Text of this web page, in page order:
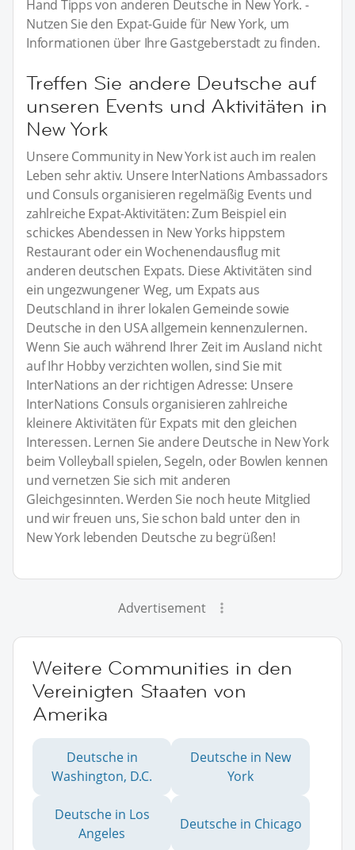
Hand Tipps von anderen Deutsche in New York. -
Nutzen Sie den Expat-Guide für New York, um
Informationen über Ihre Gastgeberstadt zu finden.
Treffen Sie andere Deutsche auf
unseren Events und Aktivitäten in
New York
Unsere Community in New York ist auch im realen
Leben sehr aktiv. Unsere InterNations Ambassadors
und Consuls organisieren regelmäßig Events und
zahlreiche Expat-Aktivitäten: Zum Beispiel ein
schickes Abendessen in New Yorks hippstem
Restaurant oder ein Wochenendausflug mit
anderen deutschen Expats. Diese Aktivitäten sind
ein ungezwungener Weg, um Expats aus
Deutschland in ihrer lokalen Gemeinde sowie
Deutsche in den USA allgemein kennenzulernen.
Wenn Sie auch während Ihrer Zeit im Ausland nicht
auf Ihr Hobby verzichten wollen, sind Sie mit
InterNations an der richtigen Adresse: Unsere
InterNations Consuls organisieren zahlreiche
kleinere Aktivitäten für Expats mit den gleichen
Interessen. Lernen Sie andere Deutsche in New York
beim Volleyball spielen, Segeln, oder Bowlen kennen
und vernetzen Sie sich mit anderen
Gleichgesinnten. Werden Sie noch heute Mitglied
und wir freuen uns, Sie schon bald unter den in
New York lebenden Deutsche zu begrüßen!
Advertisement
Weitere Communities in den
Vereinigten Staaten von
Amerika
Deutsche in
Washington, D.C.
Deutsche in New
York
Deutsche in Los
Angeles
Deutsche in Chicago